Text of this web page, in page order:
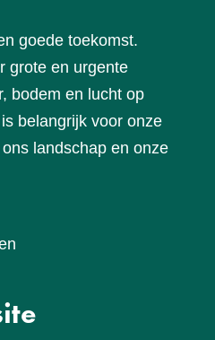
goede toekomst.
grote en urgente
bodem en lucht op
belangrijk voor onze
landschap en onze